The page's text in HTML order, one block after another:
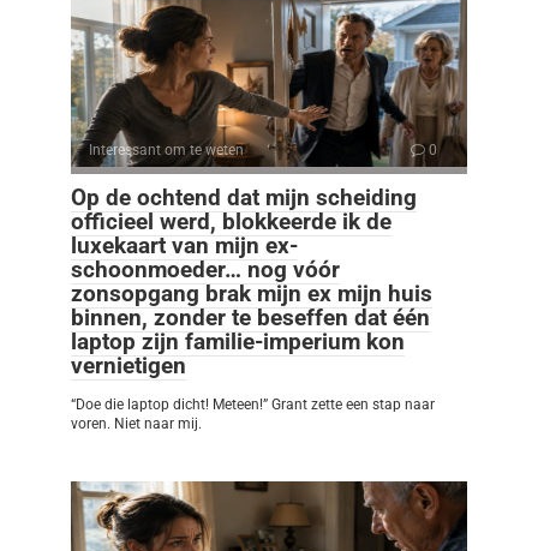
Interessant om te weten 0
Op de ochtend dat mijn scheiding
officieel werd, blokkeerde ik de
luxekaart van mijn ex-
schoonmoeder… nog vóór
zonsopgang brak mijn ex mijn huis
binnen, zonder te beseffen dat één
laptop zijn familie-imperium kon
vernietigen
“Doe die laptop dicht! Meteen!” Grant zette een stap naar
voren. Niet naar mij.